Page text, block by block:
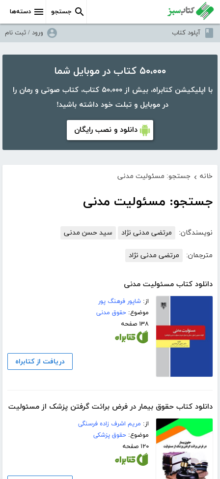
دسته‌ها جستجو
آپلود کتاب ورود / ثبت نام
۵۰،۰۰۰ کتاب در موبایل شما
با اپلیکیشن کتابراه، بیش از ۵۰،۰۰۰ کتاب، کتاب صوتی و رمان را
در موبایل و تبلت خود داشته باشید!
دانلود و نصب رایگان
خانه › جستجو: مسئولیت مدنی
جستجو: مسئولیت مدنی
نویسندگان: مرتضی مدنی نژاد سید حسن مدنی
مترجمان: مرتضی مدنی نژاد
دانلود کتاب مسئولیت مدنی
از:شاپور فرهنگ پور
موضوع:حقوق مدنی
۱۳۸ صفحه
دریافت از کتابراه
دانلود کتاب حقوق بیمار در فرض برائت گرفتن پزشک از مسئولیت
از: مریم اشرف زاده فرسنگی
موضوع:حقوق پزشکی
۱۲۰ صفحه